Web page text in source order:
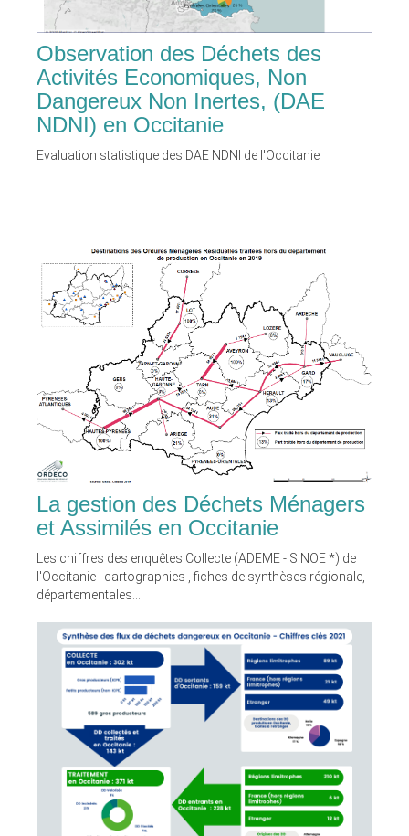
Observation des Déchets des
Activités Economiques, Non
Dangereux Non Inertes, (DAE
NDNI) en Occitanie
Evaluation statistique des DAE NDNI de l'Occitanie
La gestion des Déchets Ménagers
et Assimilés en Occitanie
Les chiffres des enquêtes Collecte (ADEME - SINOE *) de
l'Occitanie : cartographies , fiches de synthèses régionale,
départementales...